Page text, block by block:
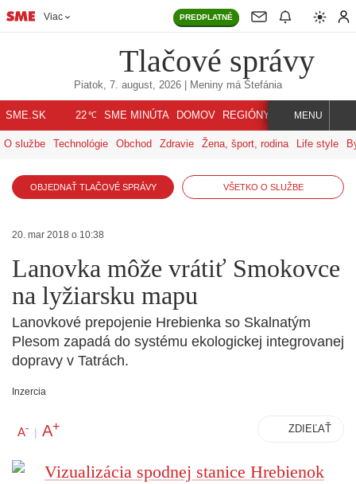
Viac PREDPLATNÉ
Tlačové správy
Piatok, 7. august, 2026 | Meniny má Štefánia
SME.SK 22℃ SME MINÚTA DOMOV REGIÓNY INDEX SVET
MENU
O službe Technológie Obchod Zdravie Žena, šport, rodina Life style
OBJEDNAŤ TLAČOVÉ SPRÁVY VŠETKO O SLUŽBE
20. mar 2018 o 10:38
Lanovka môže vrátiť Smokovce
na lyžiarsku mapu
Lanovkové prepojenie Hrebienka so Skalnatým
Plesom zapadá do systému ekologickej integrovanej
dopravy v Tatrách.
Inzercia
A- | A+ ZDIEĽAŤ